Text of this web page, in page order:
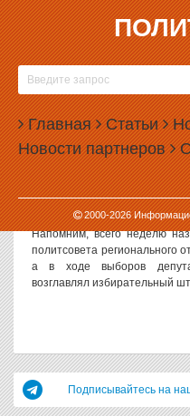
Главная Статьи
Новости партнеров О
2000-2026
18.12.2007, 09:02
АЛЕКСАНДР ЛЕВИН
ПОВЫШЕНИЕ
Руководитель
области Александр Левин
избран членом
была предложена лидером
тайного голосования
Напомним, всего неделю
политсовета регионального
а в ходе выборов
возглавлял избирательный
Подписывайтесь на